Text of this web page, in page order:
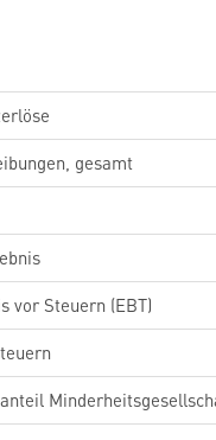
gesamt
vor Steuern (EBT)